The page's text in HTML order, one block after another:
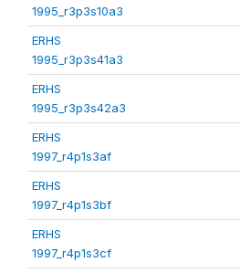
1995_r3p3s10a3
ERHS
1995_r3p3s41a3
ERHS
1995_r3p3s42a3
ERHS
1997_r4p1s3af
ERHS
1997_r4p1s3bf
ERHS
1997_r4p1s3cf